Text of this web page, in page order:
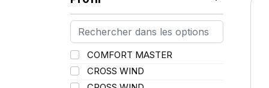
103
104
104/102
105
106
N
P
Q
R
S
COMFORT MASTER
CROSS WIND